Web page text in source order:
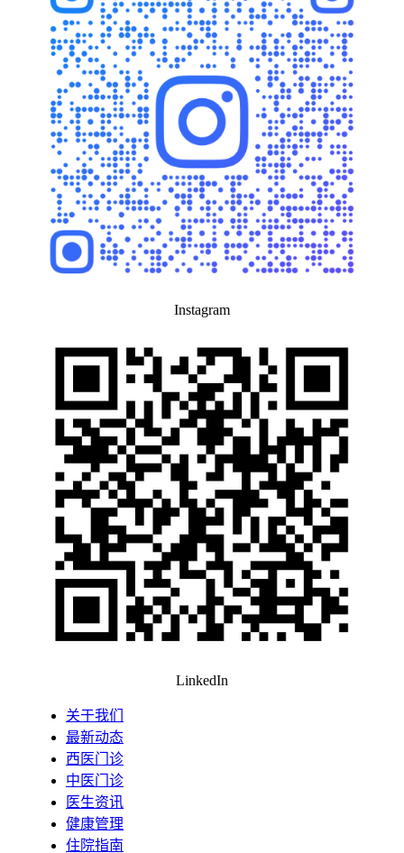
Instagram
LinkedIn
关于我们
最新动态
西医门诊
中医门诊
医生资讯
健康管理
住院指南